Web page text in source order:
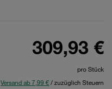
309,93 €
pro Stück
Versand ab 7,99 €/ zuzüglich Steuern